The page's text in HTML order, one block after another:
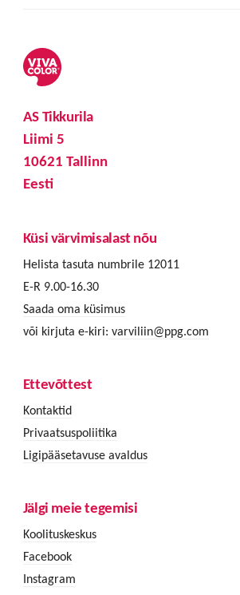
AS Tikkurila
Liimi 5
10621 Tallinn
Eesti
Küsi värvimisalast nõu
Helista tasuta numbrile 12011
E-R 9.00-16.30
Saada oma küsimus
või kirjuta e-kiri: varviliin@ppg.com
Ettevõttest
Kontaktid
Privaatsuspoliitika
Ligipääsetavuse avaldus
Jälgi meie tegemisi
Koolituskeskus
Facebook
Instagram